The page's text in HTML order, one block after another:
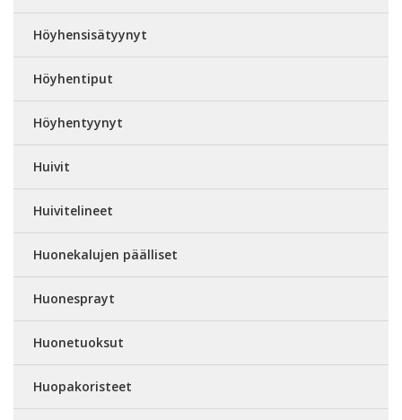
Höyhensisätyynyt
Höyhentiput
Höyhentyynyt
Huivit
Huivitelineet
Huonekalujen päälliset
Huonesprayt
Huonetuoksut
Huopakoristeet